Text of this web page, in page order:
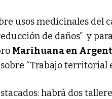
usos medicinales del
de daños” y
Marihuana en
“Trabajo territorial
habrá dos